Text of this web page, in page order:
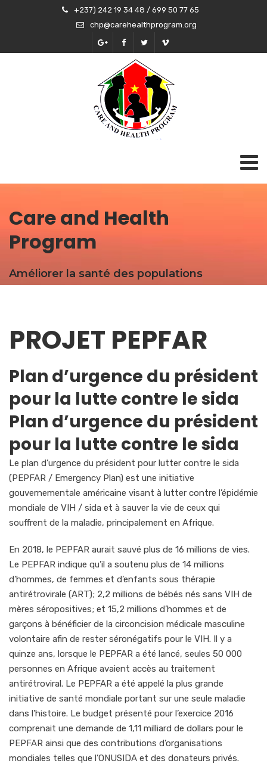
+237) 242 19 34 48 / 699 50 77 65
chp@carehealthprogram.org
Care and Health
Program
Améliorer la santé des populations
PROJET PEPFAR
Plan d’urgence du président
pour la lutte contre le sida
Plan d’urgence du président
pour la lutte contre le sida
Le plan d’urgence du président pour lutter contre le sida
(PEPFAR / Emergency Plan) est une initiative
gouvernementale américaine visant à lutter contre l’épidémie
mondiale de VIH / sida et à sauver la vie de ceux qui
souffrent de la maladie, principalement en Afrique.
En 2018, le PEPFAR aurait sauvé plus de 16 millions de vies.
Le PEPFAR indique qu’il a soutenu plus de 14 millions
d’hommes, de femmes et d’enfants sous thérapie
antirétrovirale (ART); 2,2 millions de bébés nés sans VIH de
mères séropositives; et 15,2 millions d’hommes et de
garçons à bénéficier de la circoncision médicale masculine
volontaire afin de rester séronégatifs pour le VIH. Il y a
quinze ans, lorsque le PEPFAR a été lancé, seules 50 000
personnes en Afrique avaient accès au traitement
antirétroviral. Le PEPFAR a été appelé la plus grande
initiative de santé mondiale portant sur une seule maladie
dans l’histoire. Le budget présenté pour l’exercice 2016
comprenait une demande de 1,11 milliard de dollars pour le
PEPFAR ainsi que des contributions d’organisations
mondiales telles que l’ONUSIDA et des donateurs privés.